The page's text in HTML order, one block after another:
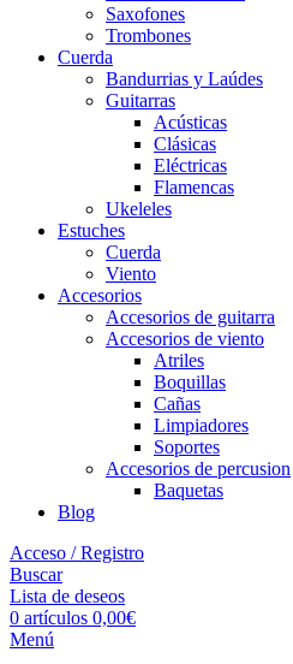
Saxofones
Trombones
Cuerda
Bandurrias y Laúdes
Guitarras
Acústicas
Clásicas
Eléctricas
Flamencas
Ukeleles
Estuches
Cuerda
Viento
Accesorios
Accesorios de guitarra
Accesorios de viento
Atriles
Boquillas
Cañas
Limpiadores
Soportes
Accesorios de percusion
Baquetas
Blog
Acceso / Registro
Buscar
Lista de deseos
0 artículos 0,00€
Menú